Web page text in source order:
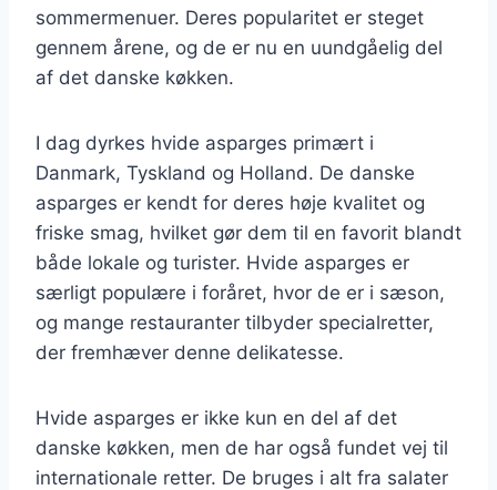
sommermenuer. Deres popularitet er steget
gennem årene, og de er nu en uundgåelig del
af det danske køkken.
I dag dyrkes hvide asparges primært i
Danmark, Tyskland og Holland. De danske
asparges er kendt for deres høje kvalitet og
friske smag, hvilket gør dem til en favorit blandt
både lokale og turister. Hvide asparges er
særligt populære i foråret, hvor de er i sæson,
og mange restauranter tilbyder specialretter,
der fremhæver denne delikatesse.
Hvide asparges er ikke kun en del af det
danske køkken, men de har også fundet vej til
internationale retter. De bruges i alt fra salater